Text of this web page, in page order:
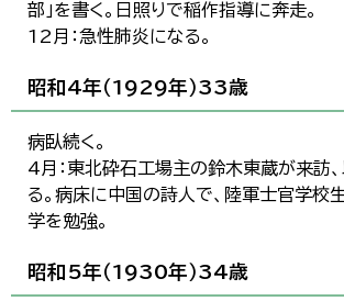
部」を書く。日照りで稲作指導に奔走。
12月：急性肺炎になる。
昭和4年（1929年）33歳
病臥続く。
4月：東北砕石工場主の鈴木東蔵が来訪
る。病床に中国の詩人で、陸軍士官学校
学を勉強。
昭和5年（1930年）34歳